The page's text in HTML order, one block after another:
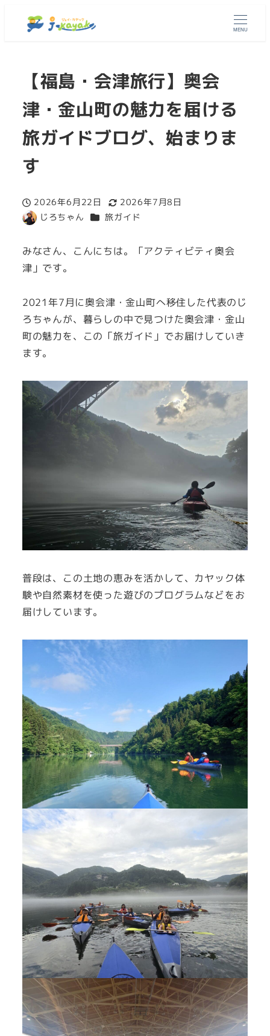
MENU
【福島・会津旅行】奥会
津・金山町の魅力を届ける
旅ガイドブログ、始まりま
す
投稿日
2026年6月22日
更新日
2026年7月8日
著
じろちゃん カテゴリー
旅ガイド
みなさん、こんにちは。「アクティビティ奥会
津」です。
2021年7月に奥会津・金山町へ移住した代表のじ
ろちゃんが、暮らしの中で見つけた奥会津・金山
町の魅力を、この「旅ガイド」でお届けしていき
ます。
普段は、この土地の恵みを活かして、カヤック体
験や自然素材を使った遊びのプログラムなどをお
届けしています。